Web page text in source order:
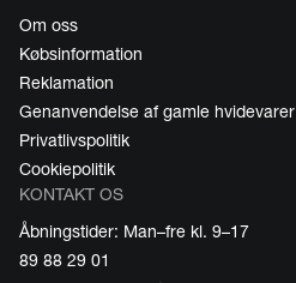
Om oss
Købsinformation
Reklamation
Genanvendelse af gamle hvidevarer
Privatlivspolitik
Cookiepolitik
KONTAKT OS
Åbningstider: Man–fre kl. 9–17
89 88 29 01